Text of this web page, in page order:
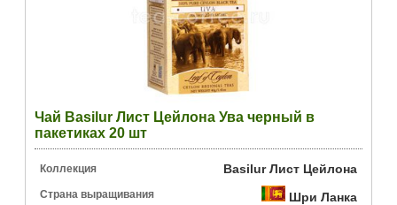
Чай Basilur Лист Цейлона Ува черный в
пакетиках 20 шт
Коллекция Basilur Лист Цейлона
Страна выращивания Шри Ланка